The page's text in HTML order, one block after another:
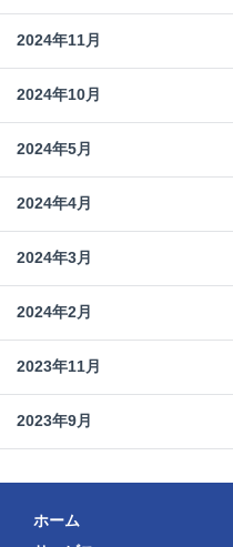
2024年11月
2024年10月
2024年5月
2024年4月
2024年3月
2024年2月
2023年11月
2023年9月
ホーム